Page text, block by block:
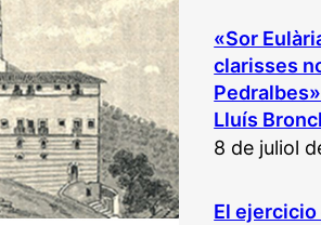
«Sor
clarisses
Lluís
8 de juliol
El